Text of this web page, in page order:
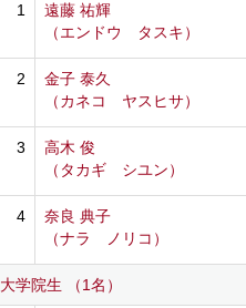
1
遠藤 祐輝
（エンドウ タスキ）
2
金子 泰久
（カネコ ヤスヒサ）
3
高木 俊
（タカギ シユン）
4
奈良 典子
（ナラ ノリコ）
大学院生 （1名）